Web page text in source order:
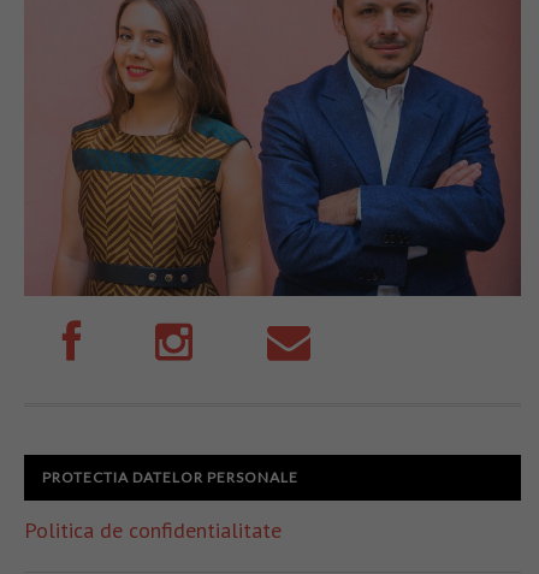
PROTECTIA DATELOR PERSONALE
Politica de confidentialitate